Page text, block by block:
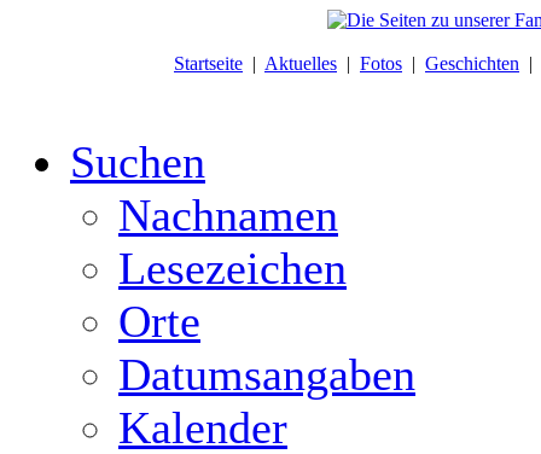
Startseite | Aktuelles | Fotos | Geschichten |
Suchen
Nachnamen
Lesezeichen
Orte
Datumsangaben
Kalender